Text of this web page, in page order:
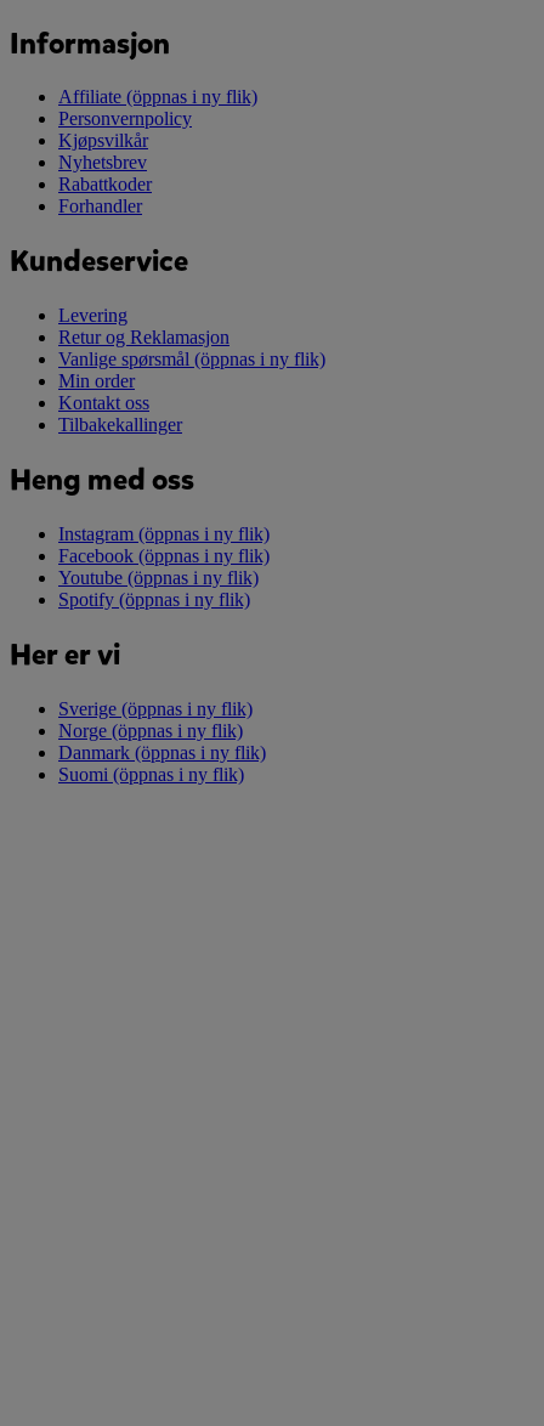
Informasjon
Affiliate (öppnas i ny flik)
Personvernpolicy
Kjøpsvilkår
Nyhetsbrev
Rabattkoder
Forhandler
Kundeservice
Levering
Retur og Reklamasjon
Vanlige spørsmål (öppnas i ny flik)
Min order
Kontakt oss
Tilbakekallinger
Heng med oss
Instagram (öppnas i ny flik)
Facebook (öppnas i ny flik)
Youtube (öppnas i ny flik)
Spotify (öppnas i ny flik)
Her er vi
Sverige (öppnas i ny flik)
Norge (öppnas i ny flik)
Danmark (öppnas i ny flik)
Suomi (öppnas i ny flik)